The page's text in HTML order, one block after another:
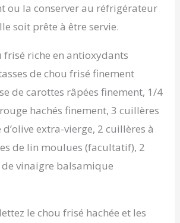
ou la conserver au réfrigérateur
soit prête à être servie.
frisé riche en antioxydants
de chou frisé finement
de carottes râpées finement, 1/4
hachés finement, 3 cuillères
d’olive extra-vierge, 2 cuillères à
de lin moulues (facultatif), 2
vinaigre balsamique
le chou frisé hachée et les